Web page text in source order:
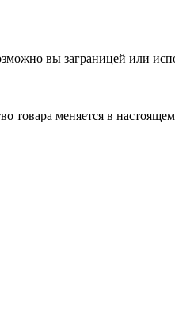
вы заграницей или
товара меняется в